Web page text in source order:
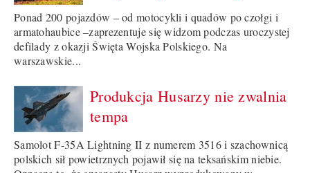
Ponad 200 pojazdów – od motocykli i quadów po czołgi i
armatohaubice –zaprezentuje się widzom podczas uroczystej
defilady z okazji Święta Wojska Polskiego. Na
warszawskie...
Produkcja Husarzy nie zwalnia
tempa
Samolot F-35A Lightning II z numerem 3516 i szachownicą
polskich sił powietrznych pojawił się na teksańskim niebie.